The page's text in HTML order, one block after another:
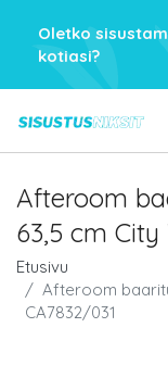
Oletko
kotiasi?
Afteroom
63,5 cm City
Etusivu
Afteroom
CA7832/031